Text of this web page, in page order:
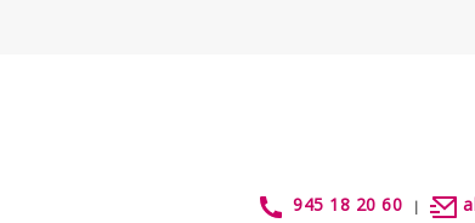
– SERVICIOS 945 18 20 60 |